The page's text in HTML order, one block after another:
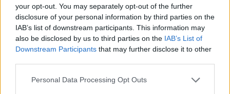
your opt-out. You may separately opt-out of the further
disclosure of your personal information by third parties on the
IAB’s list of downstream participants. This information may
also be disclosed by us to third parties on the IAB’s List of
Downstream Participants that may further disclose it to other
Please note that this website/app uses one or more Google
Personal Data Processing Opt Outs
Το σκεπτικό της απόφασης
Ειδικότερα, ο διεθνώς αναγνωρισμένος
σκηνοθέτης, Γιώργος Λάνθιμος,δεν έλαβε το
«πράσινο φως» από το ΚΑΣ για να κάνει τα
τελευταία γυρίσματα της ταινίας του,